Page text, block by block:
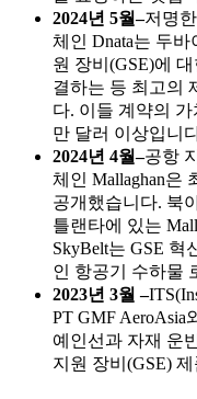
2024년 5월–저명
체인 Dnata는 두
원 장비(GSE)에
결하는 등 최고의
다. 이들 계약의
만 달러 이상입니
2024년 4월–공항
체인 Mallaghan은
공개했습니다. 북
틀랜타에 있는
SkyBelt는 GSE 혁
인 항공기 수하물
2023년 3월 –
PT GMF AeroAsia
예인선과 자재 운
지원 장비(GSE)